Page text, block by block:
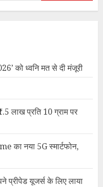
को ध्वनि मत से दी मंजूरी
लाख प्रति 10 ग्राम पर
का नया 5G स्मार्टफोन,
प्रीपेड यूजर्स के लिए लाया